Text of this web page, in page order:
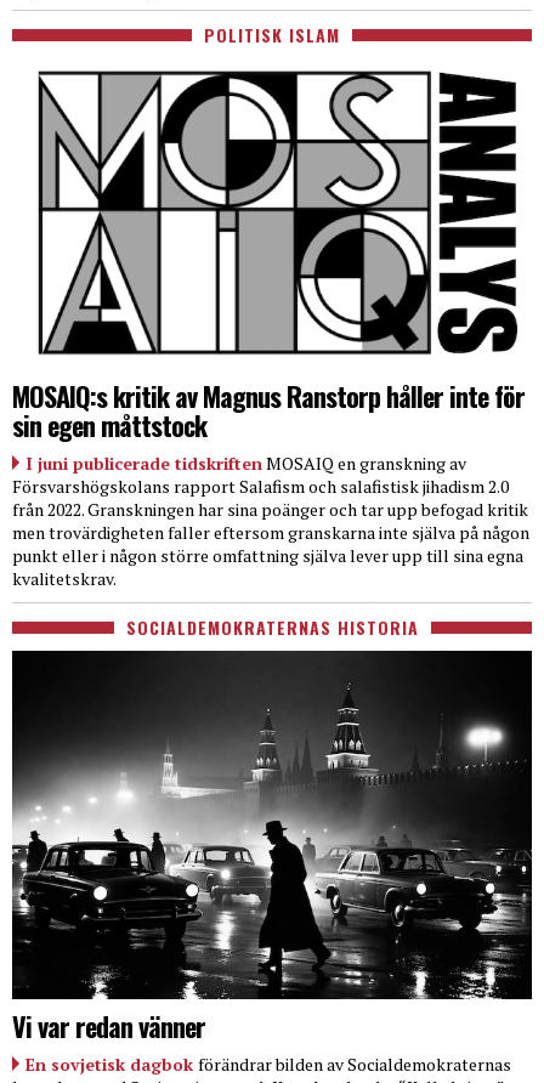
POLITISK ISLAM
MOSAIQ:s kritik av Magnus Ranstorp håller inte för
sin egen måttstock
I juni publicerade tidskriften MOSAIQ en granskning av
Försvarshögskolans rapport Salafism och salafistisk jihadism 2.0
från 2022. Granskningen har sina poänger och tar upp befogad kritik
men trovärdigheten faller eftersom granskarna inte själva på någon
punkt eller i någon större omfattning själva lever upp till sina egna
kvalitetskrav.
SOCIALDEMOKRATERNAS HISTORIA
Vi var redan vänner
En sovjetisk dagbok förändrar bilden av Socialdemokraternas